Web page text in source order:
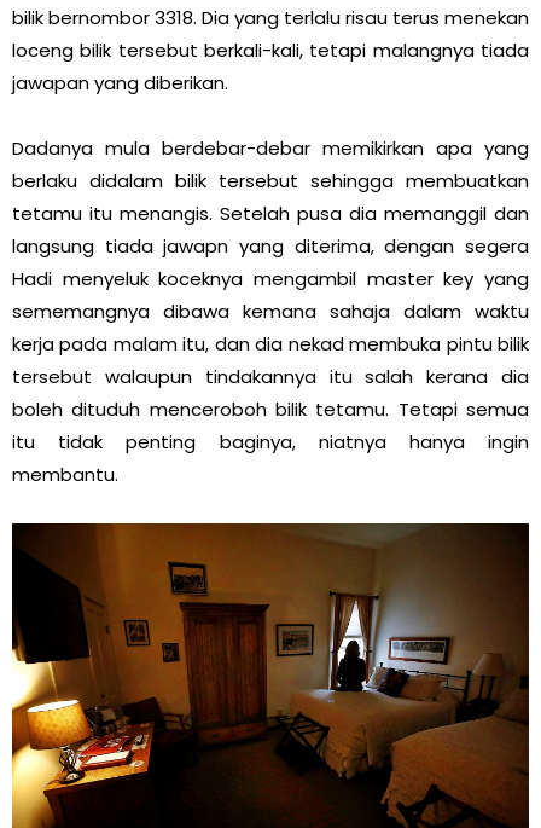
bilik bernombor 3318. Dia yang terlalu risau terus menekan
loceng bilik tersebut berkali-kali, tetapi malangnya tiada
jawapan yang diberikan.
Dadanya mula berdebar-debar memikirkan apa yang
berlaku didalam bilik tersebut sehingga membuatkan
tetamu itu menangis. Setelah pusa dia memanggil dan
langsung tiada jawapn yang diterima, dengan segera
Hadi menyeluk koceknya mengambil master key yang
sememangnya dibawa kemana sahaja dalam waktu
kerja pada malam itu, dan dia nekad membuka pintu bilik
tersebut walaupun tindakannya itu salah kerana dia
boleh dituduh menceroboh bilik tetamu. Tetapi semua
itu tidak penting baginya, niatnya hanya ingin
membantu.